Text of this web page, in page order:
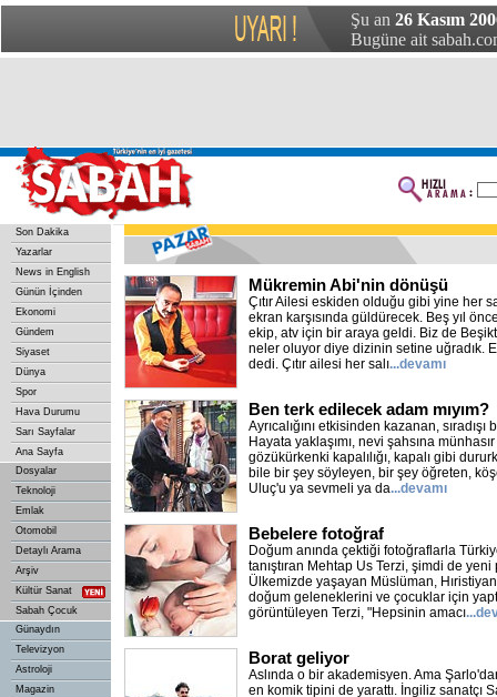
Şu an 26 Kasım
Bugüne ait
Son Dakika
Yazarlar
News in English
Günün İçinden
Ekonomi
Gündem
Siyaset
Dünya
Spor
Hava Durumu
Sarı Sayfalar
Ana Sayfa
Dosyalar
Teknoloji
Emlak
Otomobil
Detaylı Arama
Arşiv
Kültür Sanat
Sabah Çocuk
Günaydın
Televizyon
Astroloji
Magazin
Mükremin Abi'nin dönüşü
Çıtır Ailesi eskiden olduğu gibi yine her
ekran karşısında güldürecek. Beş yıl
ekip, atv için bir araya geldi. Biz de
neler oluyor diye dizinin setine uğradık.
dedi. Çıtır ailesi her salı...devamı
Ben terk edilecek adam mıyım?
Ayrıcalığını etkisinden kazanan,
Hayata yaklaşımı, nevi şahsına
gözükürkenki kapalılığı, kapalı gibi
bile bir şey söyleyen, bir şey öğreten,
Uluç'u ya sevmeli ya da...devamı
Bebelere fotoğraf
Doğum anında çektiği fotoğraflarla
tanıştıran Mehtap Us Terzi, şimdi de
Ülkemizde yaşayan Müslüman,
doğum geleneklerini ve çocuklar için
görüntüleyen Terzi, "Hepsinin amacı
Borat geliyor
Aslında o bir akademisyen. Ama
en komik tipini de yarattı. İngiliz sanatçı